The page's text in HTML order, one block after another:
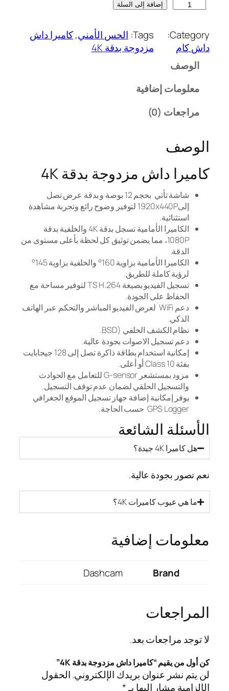
إضافة إلى السلة
Category:
داش كام
Tags: الحس الأمني, كاميرا داش
مزدوجة بدقة 4K
الوصف
معلومات إضافية
مراجعات (0)
الوصف
كاميرا داش مزدوجة بدقة 4K
شاشة تأتي بحجم 12 بوصة و بدقة عرض تصل
إلى1920x440P لتوفير وضوح رائع وتجربة مشاهدة
استثنائية.
الكاميرا الأمامية تسجل بدقة 4K والخلفية بدقة
1080P، مما يضمن توثيق كل لحظة بأعلى مستوى من
الدقة.
الكاميرا الأمامية بزاوية 160° والخلفية بزاوية 145°
لرؤية كاملة للطريق.
تسجيل الفيديو بصيغة TS H.264 لتوفير مساحة مع
الحفاظ على الجودة.
دعم WiFi لعرض الفيديو المباشر والتحكم عبر الهاتف
الذكي.
نظام الكشف الخلفي (BSD.
دعم تسجيل الاصوات بجودة عالية.
إمكانية استخدام بطاقة ذاكرة تصل إلى 128 جيجابايت
بفئة Class 10 أو أعلى.
مزود بمستشعر G-sensor للتعامل مع الحوادث
والتسجيل الحلقي لضمان عدم توقف التسجيل.
يوفر إمكانية إضافة جهاز تسجيل الموقع الجغرافي
GPS Logger حسب الحاجة.
الأسئلة الشائعة
هل كاميرا 4K جيدة؟
نعم تصور بجودة عالية.
ما هي عيوب كاميرات 4K؟
معلومات إضافية
Brand
Dashcam
المراجعات
لا توجد مراجعات بعد.
كن أول من يقيم “كاميرا داش مزدوجة بدقة 4K”
لن يتم نشر عنوان بريدك الإلكتروني.الحقول
الإلزامية مشار إليها بـ*